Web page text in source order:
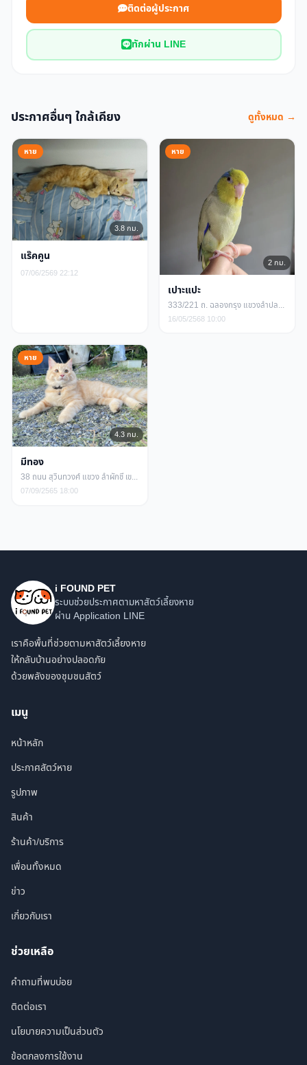
ติดต่อผู้ประกาศ
ทักผ่าน LINE
ประกาศอื่นๆ ใกล้เคียง ดูทั้งหมด →
หาย
3.8 กม.
แร๊คคูน
07/06/2569 22:12
หาย
2 กม.
เปาะแปะ
333/221 ถ. ฉลองกรุง แขวงลำปลาทิว เขตลาดกระบัง กรุงเทพมหานคร
16/05/2568 10:00
หาย
4.3 กม.
มีทอง
38 ถนน สุวินทวงศ์ แขวง ลำผักชี เขต หนองจอก กรุงเทพมหานคร
07/09/2565 18:00
i FOUND PET
ระบบช่วยประกาศตามหาสัตว์เลี้ยงหาย
ผ่าน Application LINE
เราคือพื้นที่ช่วยตามหาสัตว์เลี้ยงหาย
ให้กลับบ้านอย่างปลอดภัย
ด้วยพลังของชุมชนสัตว์
เมนู
หน้าหลัก
ประกาศสัตว์หาย
รูปภาพ
สินค้า
ร้านค้า/บริการ
เพื่อนทั้งหมด
ข่าว
เกี่ยวกับเรา
ช่วยเหลือ
คำถามที่พบบ่อย
ติดต่อเรา
นโยบายความเป็นส่วนตัว
ข้อตกลงการใช้งาน